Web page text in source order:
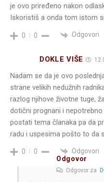
je ovo priređeno nakon
Iskoristiš a onda tom istom
0 0 Odgovori
DOKLE VIŠE
Nadam se da je ovo
strane velikih nedužnih
razlog njihove životne tuge,
dotični prognani i
postati tema članaka pa da
radu i uspesima pošto to da
0 0
Odgovori
Odgovor
Odgovor za